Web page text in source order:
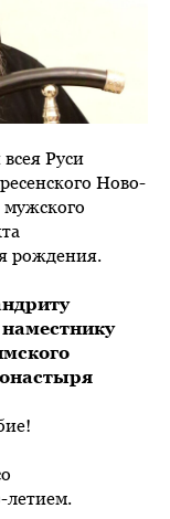
Руси
Ново-
мужского
рождения.
летием.